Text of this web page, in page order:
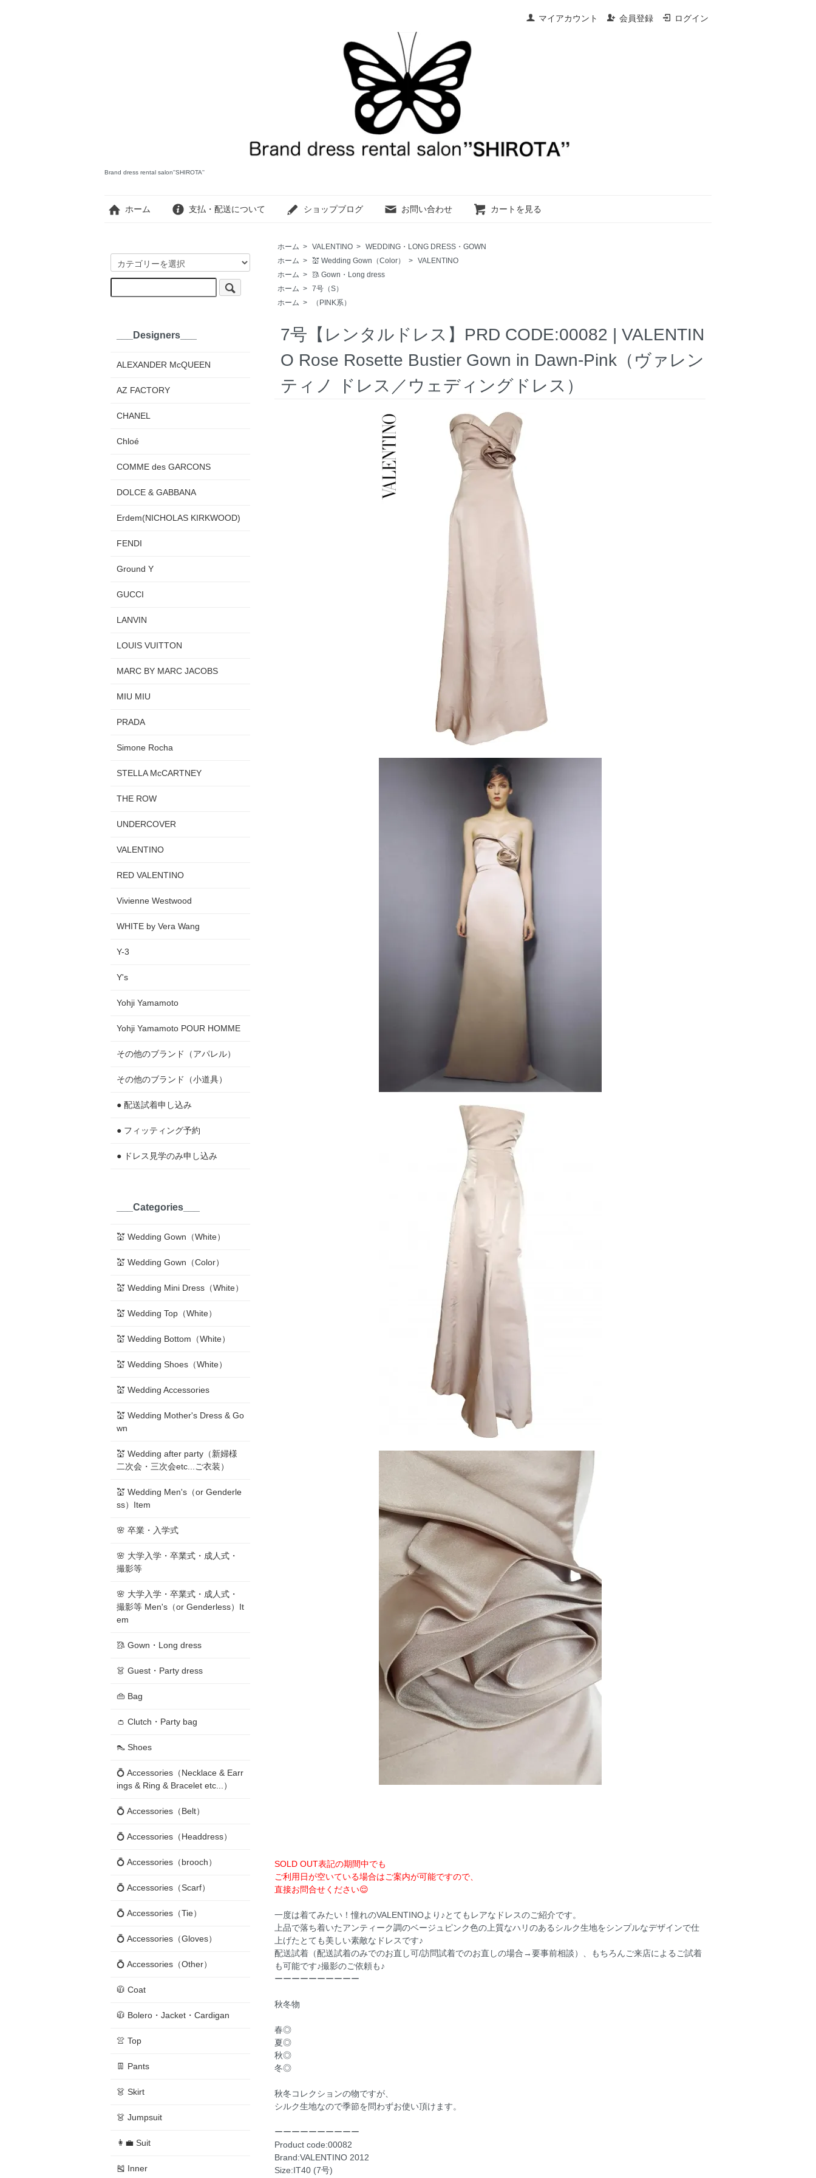
マイアカウント 会員登録 ログイン
Brand dress rental salon''SHIROTA''
ホーム 支払・配送について ショップブログ お問い合わせ カートを見る
ホーム > VALENTINO > WEDDING・LONG DRESS・GOWN
ホーム > 💒 Wedding Gown（Color） > VALENTINO
ホーム > 🥻 Gown・Long dress
ホーム > 7号（S）
ホーム > （PINK系）
7号【レンタルドレス】PRD CODE:00082 | VALENTIN
O Rose Rosette Bustier Gown in Dawn-Pink（ヴァレン
ティノ ドレス／ウェディングドレス）
SOLD OUT表記の期間中でも
ご利用日が空いている場合はご案内が可能ですので、
直接お問合せください😌
一度は着てみたい！憧れのVALENTINOより♪とてもレアなドレスのご紹介です。
上品で落ち着いたアンティーク調のベージュピンク色の上質なハリのあるシルク生地をシンプルなデザインで仕
上げたとても美しい素敵なドレスです♪
配送試着（配送試着のみでのお直し可/訪問試着でのお直しの場合→要事前相談）、もちろんご来店によるご試着
も可能です♪撮影のご依頼も♪
ーーーーーーーーーー
秋冬物
春◎
夏◎
秋◎
冬◎
秋冬コレクションの物ですが、
シルク生地なので季節を問わずお使い頂けます。
ーーーーーーーーーー
Product code:00082
Brand:VALENTINO 2012
Size:IT40 (7号)
___Designers___
ALEXANDER McQUEEN
AZ FACTORY
CHANEL
Chloé
COMME des GARCONS
DOLCE & GABBANA
Erdem(NICHOLAS KIRKWOOD)
FENDI
Ground Y
GUCCI
LANVIN
LOUIS VUITTON
MARC BY MARC JACOBS
MIU MIU
PRADA
Simone Rocha
STELLA McCARTNEY
THE ROW
UNDERCOVER
VALENTINO
RED VALENTINO
Vivienne Westwood
WHITE by Vera Wang
Y-3
Y's
Yohji Yamamoto
Yohji Yamamoto POUR HOMME
その他のブランド（アパレル）
その他のブランド（小道具）
● 配送試着申し込み
● フィッティング予約
● ドレス見学のみ申し込み
___Categories___
💒 Wedding Gown（White）
💒 Wedding Gown（Color）
💒 Wedding Mini Dress（White）
💒 Wedding Top（White）
💒 Wedding Bottom（White）
💒 Wedding Shoes（White）
💒 Wedding Accessories
💒 Wedding Mother's Dress & Go
wn
💒 Wedding after party（新婦様
二次会・三次会etc...ご衣装）
💒 Wedding Men's（or Genderle
ss）Item
🌸 卒業・入学式
🌸 大学入学・卒業式・成人式・
撮影等
🌸 大学入学・卒業式・成人式・
撮影等 Men's（or Genderless）It
em
🥻 Gown・Long dress
👗 Guest・Party dress
👜 Bag
👛 Clutch・Party bag
👠 Shoes
💍 Accessories（Necklace & Earr
ings & Ring & Bracelet etc...）
💍 Accessories（Belt）
💍 Accessories（Headdress）
💍 Accessories（brooch）
💍 Accessories（Scarf）
💍 Accessories（Tie）
💍 Accessories（Gloves）
💍 Accessories（Other）
🧥 Coat
🧥 Bolero・Jacket・Cardigan
👚 Top
👖 Pants
👗 Skirt
👗 Jumpsuit
👩‍💼 Suit
🎽 Inner